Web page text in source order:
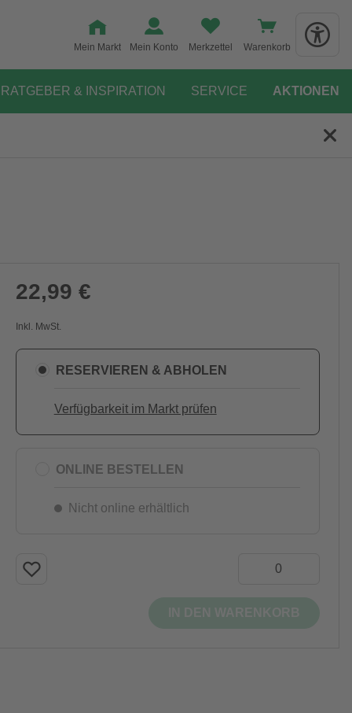
Mein Markt Mein Konto Merkzettel Warenkorb
RATGEBER & INSPIRATION SERVICE AKTIONEN
22,99 €
Inkl. MwSt.
RESERVIEREN & ABHOLEN
Verfügbarkeit im Markt prüfen
ONLINE BESTELLEN
Nicht online erhältlich